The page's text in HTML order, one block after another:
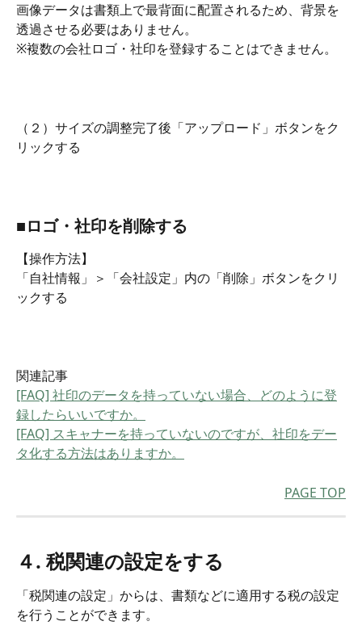
画像データは書類上で最背面に配置されるため、背景を
透過させる必要はありません。
※複数の会社ロゴ・社印を登録することはできません。
（２）サイズの調整完了後「アップロード」ボタンをク
リックする
■ロゴ・社印を削除する
【操作方法】
「自社情報」＞「会社設定」内の「削除」ボタンをクリ
ックする
関連記事
[FAQ] 社印のデータを持っていない場合、どのように登
録したらいいですか。
[FAQ] スキャナーを持っていないのですが、社印をデー
タ化する方法はありますか。
PAGE TOP
４. 税関連の設定をする
「税関連の設定」からは、書類などに適用する税の設定
を行うことができます。